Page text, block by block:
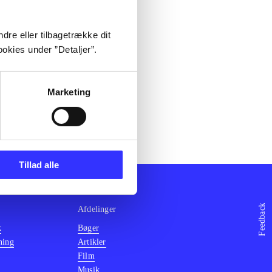
eller tilbagetrække dit
under ”Detaljer”.
Marketing
Tillad alle
Feedback
Afdelinger
Bøger
Artikler
Film
Musik